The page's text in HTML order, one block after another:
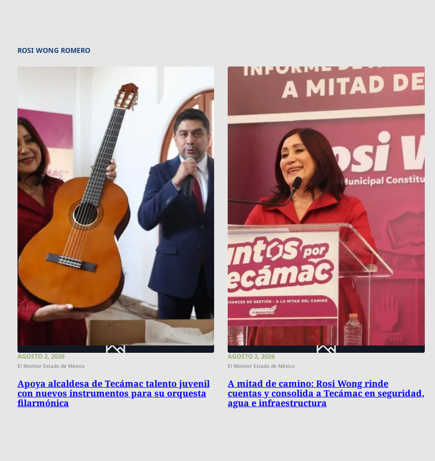
ROSI WONG ROMERO
AGOSTO 2, 2026
El Monitor Estado de México
Apoya alcaldesa de Tecámac talento juvenil
con nuevos instrumentos para su orquesta
filarmónica
AGOSTO 2, 2026
El Monitor Estado de México
A mitad de camino: Rosi Wong rinde
cuentas y consolida a Tecámac en seguridad,
agua e infraestructura